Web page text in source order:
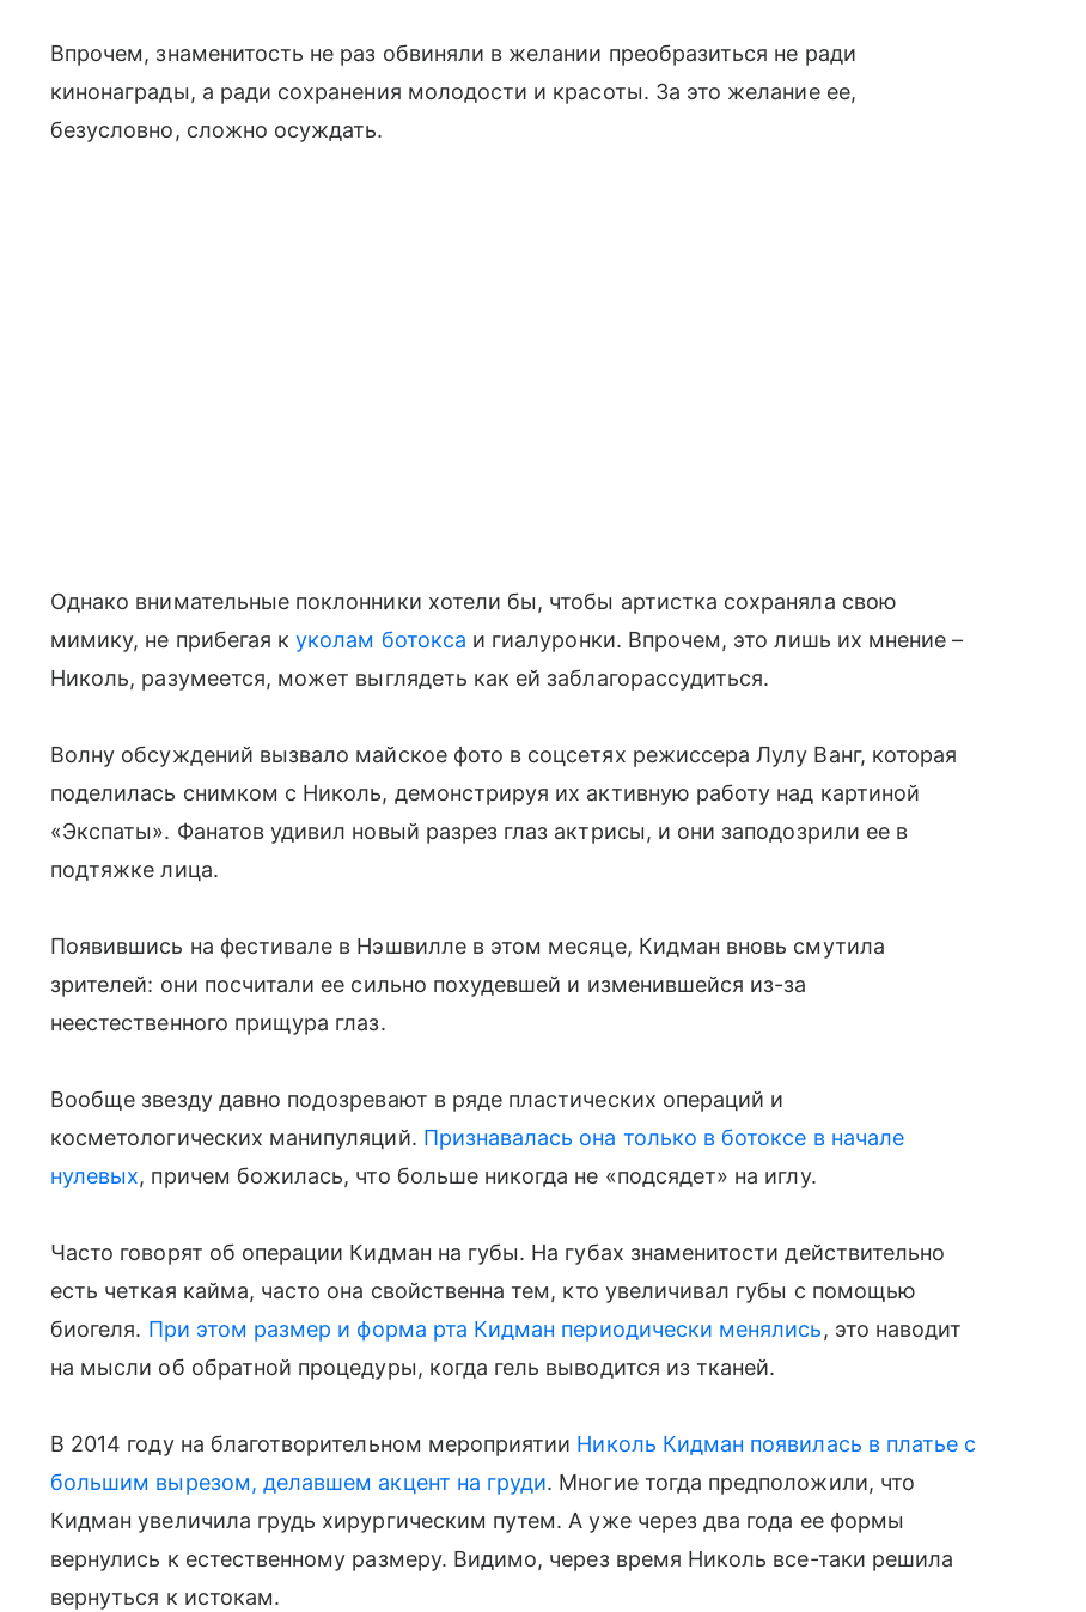
Впрочем, знаменитость не раз обвиняли в желании преобразиться не ради
кинонаграды, а ради сохранения молодости и красоты. За это желание ее,
безусловно, сложно осуждать.
Однако внимательные поклонники хотели бы, чтобы артистка сохраняла свою
мимику, не прибегая куколам ботокса и гиалуронки. Впрочем, это лишь их мнение –
Николь, разумеется, может выглядеть как ей заблагорассудиться.
Волну обсуждений вызвало майское фото в соцсетях режиссера Лулу Ванг, которая
поделилась снимком с Николь, демонстрируя их активную работу над картиной
«Экспаты». Фанатов удивил новый разрез глаз актрисы, и они заподозрили ее в
подтяжке лица.
Появившись на фестивале в Нэшвилле в этом месяце, Кидман вновь смутила
зрителей: они посчитали ее сильно похудевшей и изменившейся из-за
неестественного прищура глаз.
Вообще звезду давно подозревают в ряде пластических операций и
косметологических манипуляций. Признавалась она только в ботоксе в начале
нулевых, причем божилась, что больше никогда не «подсядет» на иглу.
Часто говорят об операции Кидман на губы. На губах знаменитости действительно
есть четкая кайма, часто она свойственна тем, кто увеличивал губы с помощью
биогеля. При этом размер и форма рта Кидман периодически менялись, это наводит
на мысли об обратной процедуры, когда гель выводится из тканей.
В 2014 году на благотворительном мероприятии Николь Кидман появилась в платье с
большим вырезом, делавшем акцент на груди. Многие тогда предположили, что
Кидман увеличила грудь хирургическим путем. А уже через два года ее формы
вернулись к естественному размеру. Видимо, через время Николь все-таки решила
вернуться к истокам.